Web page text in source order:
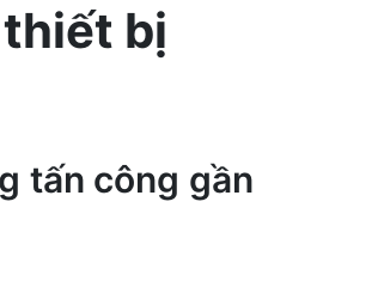
bị
tấn công gần